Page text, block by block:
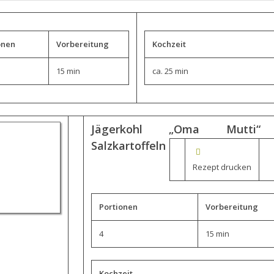
Vorbereitung
15 min
Kochzeit
ca. 25 min
Jägerkohl „Oma
Salzkartoffeln
Rezept drucken
Portionen Vorbereitung
4 15 min